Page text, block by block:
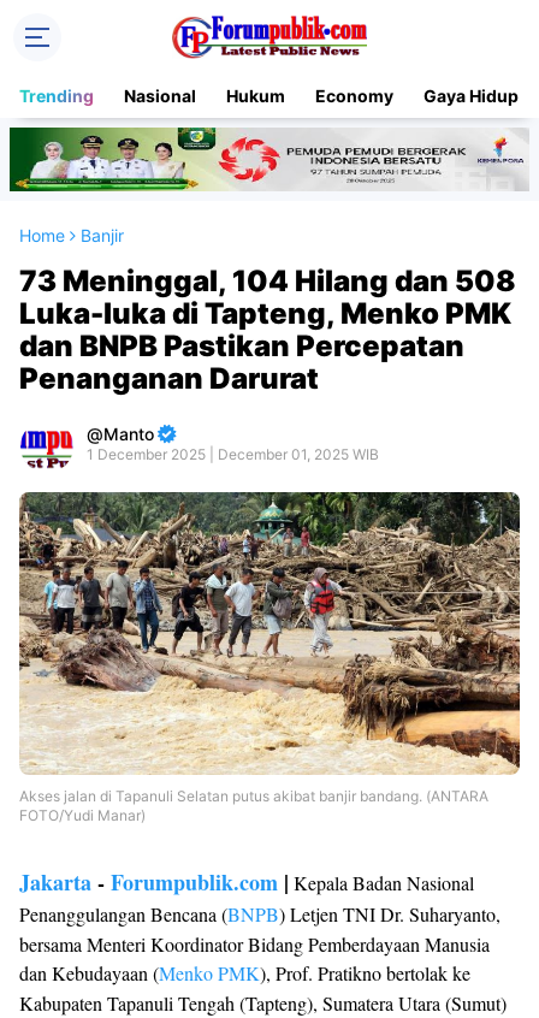
Trending Nasional Hukum Economy Gaya Hidup
Home Banjir
73 Meninggal, 104 Hilang dan 508
Luka-luka di Tapteng, Menko PMK
dan BNPB Pastikan Percepatan
Penanganan Darurat
Manto
1 December 2025 | December 01, 2025 WIB
Akses jalan di Tapanuli Selatan putus akibat banjir bandang. (ANTARA
FOTO/Yudi Manar)
Jakarta-Forumpublik.com | Kepala Badan Nasional
Penanggulangan Bencana (BNPB) Letjen TNI Dr. Suharyanto,
bersama Menteri Koordinator Bidang Pemberdayaan Manusia
dan Kebudayaan (Menko PMK), Prof. Pratikno bertolak ke
Kabupaten Tapanuli Tengah (Tapteng), Sumatera Utara (Sumut)